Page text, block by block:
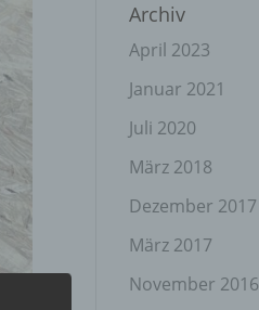
Archiv
April 2023
Januar 2021
Juli 2020
März 2018
Dezember 2017
März 2017
November 2016